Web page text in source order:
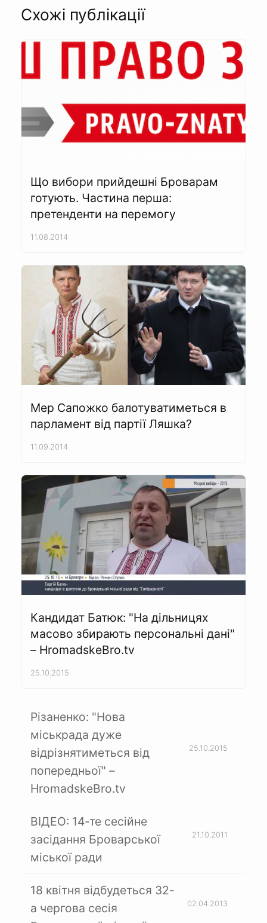
Схожі публікації
Що вибори прийдешні Броварам
готують. Частина перша:
претенденти на перемогу
11.08.2014
Мер Сапожко балотуватиметься в
парламент від партії Ляшка?
11.09.2014
Кандидат Батюк: "На дільницях
масово збирають персональні дані"
– HromadskeBro.tv
25.10.2015
Різаненко: "Нова
міськрада дуже
відрізнятиметься від
попередньої" –
HromadskeBro.tv
25.10.2015
ВІДЕО: 14-те сесійне
засідання Броварської
міської ради
21.10.2011
18 квітня відбудеться 32-
а чергова сесія
02.04.2013